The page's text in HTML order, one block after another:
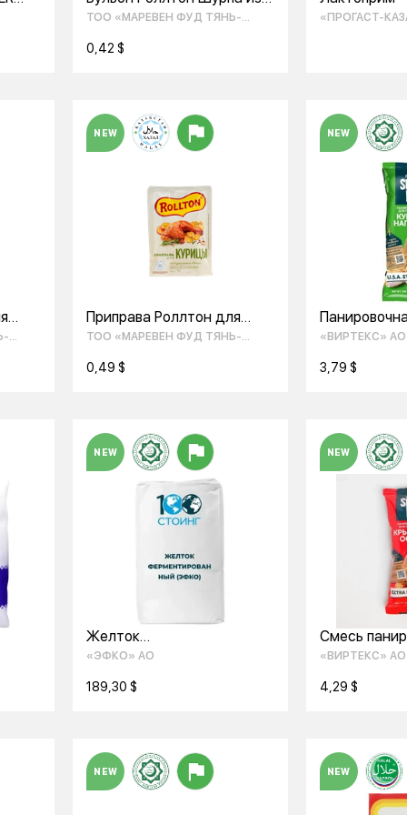
говядины с овощами и
ТОО «МАРЕВЕН ФУД ТЯНЬ-
«ПРОГАСТ-
NEW
Приправа Роллтон для
курицы 70гр
ТОО «МАРЕВЕН ФУД ТЯНЬ-
NEW
Гурмикс для
«ВИРТЕКС» АО
NEW
Желток
ферментированный (ЭФКО)
«ЭФКО» АО
NEW
Смесь
«ВИРТЕКС» АО
NEW NEW